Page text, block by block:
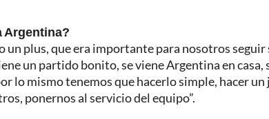
Argentina?
un plus, que era importante para nosotros
un partido bonito, se viene Argentina en casa,
lo mismo tenemos que hacerlo simple, hacer
ponernos al servicio del equipo”.